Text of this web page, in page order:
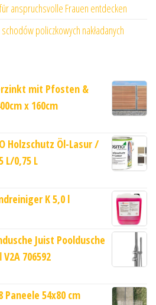
anspruchsvolle Frauen entdecken
policzkowych nakładanych
mit Pfosten &
x 160cm
Holzschutz Öl-Lasur /
L/0,75 L
K 5,0 l
Juist Pooldusche
706592
54x80 cm